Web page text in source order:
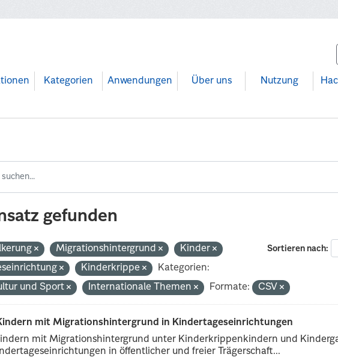
Kategorien Anwendungen Über uns Nutzung
gefunden
Sortieren nach
Migrationshintergrund
Kinder
Kinderkrippe
Kategorien:
und Sport
Internationale Themen Formate: CSV
mit Migrationshintergrund in Kindertageseinrichtungen
mit Migrationshintergrund unter Kinderkrippenkindern und
in öffentlicher und freier Trägerschaft...